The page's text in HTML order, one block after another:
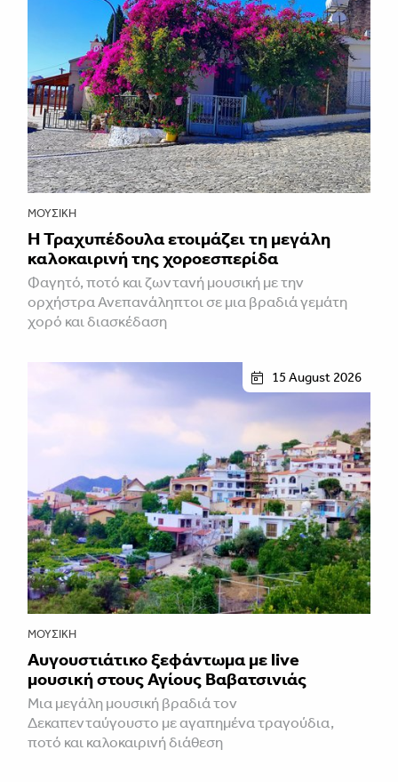
ΜΟΥΣΙΚΉ
Η Τραχυπέδουλα ετοιμάζει τη μεγάλη
καλοκαιρινή της χοροεσπερίδα
Φαγητό, ποτό και ζωντανή μουσική με την
ορχήστρα Ανεπανάληπτοι σε μια βραδιά γεμάτη
χορό και διασκέδαση
15 August 2026
ΜΟΥΣΙΚΉ
Αυγουστιάτικο ξεφάντωμα με live
μουσική στους Αγίους Βαβατσινιάς
Μια μεγάλη μουσική βραδιά τον
Δεκαπενταύγουστο με αγαπημένα τραγούδια,
ποτό και καλοκαιρινή διάθεση